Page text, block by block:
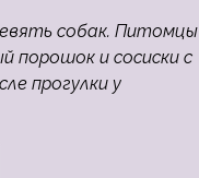
собак. Питомцы
порошок и сосиски с
прогулки у